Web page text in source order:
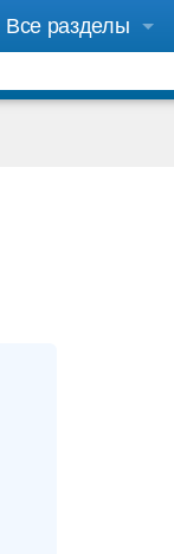
Все разделы